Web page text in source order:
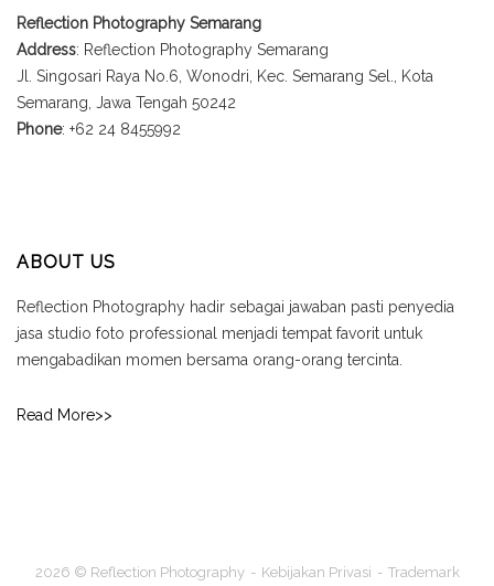
Reflection Photography Semarang
Address: Reflection Photography Semarang
Jl. Singosari Raya No.6, Wonodri, Kec. Semarang Sel., Kota
Semarang, Jawa Tengah 50242
Phone: +62 24 8455992
ABOUT US
Reflection Photography hadir sebagai jawaban pasti penyedia
jasa studio foto professional menjadi tempat favorit untuk
mengabadikan momen bersama orang-orang tercinta.
Read More>>
2026 © Reflection Photography Kebijakan Privasi
Trademark